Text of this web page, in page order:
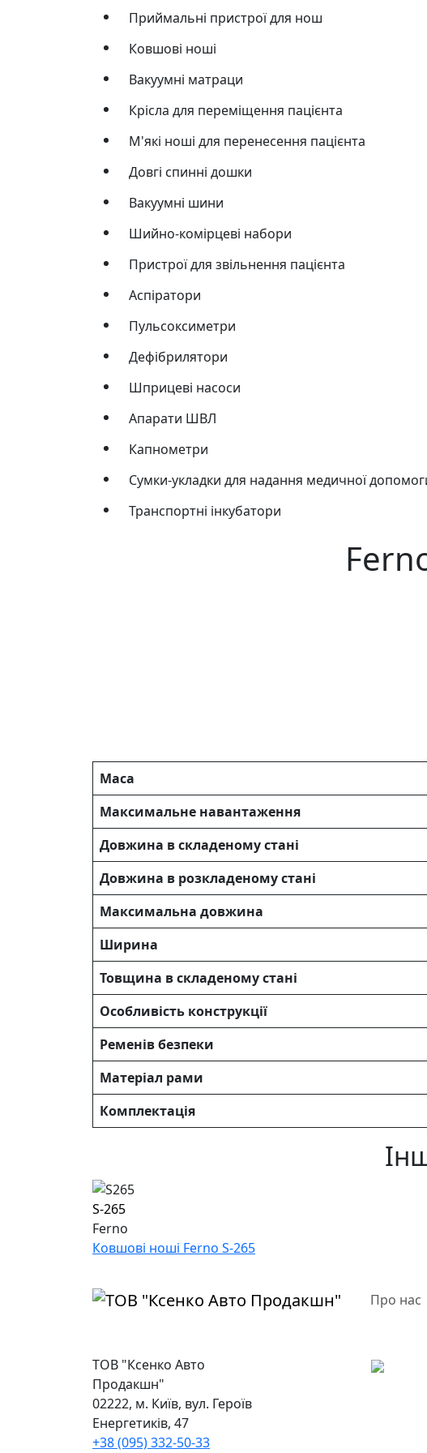
Приймальні пристрої для нош
Ковшові ноші
Вакуумні матраци
Крісла для переміщення пацієнта
М'які ноші для перенесення пацієнта
Довгі спинні дошки
Вакуумні шини
Шийно-комірцеві набори
Пристрої для звільнення пацієнта
Аспіратори
Пульсоксиметри
Дефібрилятори
Шприцеві насоси
Апарати ШВЛ
Капнометри
Сумки-укладки для надання медичної
Транспортні інкубатори
Маса
Максимальне навантаження
Довжина в складеному стані
Довжина в розкладеному стані
Максимальна довжина
Ширина
Товщина в складеному стані
Особливість конструкції
Ременів безпеки
Матеріал рами
Комплектація
S-265
Ferno
Ковшові ноші Ferno S-265
Про нас
ТОВ "Ксенко Авто
Продакшн"
02222, м. Київ, вул. Героїв
Енергетиків, 47
+38 (095) 332-50-33